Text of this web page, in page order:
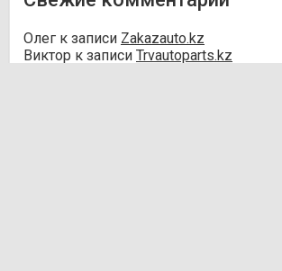
Олег к записи Zakazauto.kz
Виктор к записи Trvautoparts.kz